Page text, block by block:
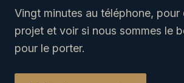
Vingt minutes au téléphone,
projet et voir si nous sommes le
pour le porter.